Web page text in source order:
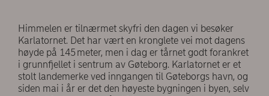
Himmelen er tilnærmet skyfri den dagen vi besøker
Karlatornet. Det har vært en kronglete vei mot dagens
høyde på 145 meter, men i dag er tårnet godt forankret
i grunnfjellet i sentrum av Gøteborg. Karlatornet er et
stolt landemerke ved inngangen til Gøteborgs havn, og
siden mai i år er det den høyeste bygningen i byen, selv